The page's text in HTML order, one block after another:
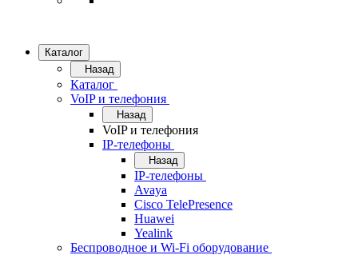
Каталог
Назад
Каталог
VoIP и телефония
Назад
VoIP и телефония
IP-телефоны
Назад
IP-телефоны
Avaya
Cisco TelePresence
Huawei
Yealink
Беспроводное и Wi-Fi оборудование